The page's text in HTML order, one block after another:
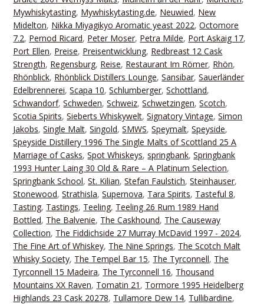
Mywhiskytasting, Mywhiskytasting.de, Neuwied, New
Midelton, Nikka Miyagikyo Aromatic yeast 2022,Octomore
7.2, Pernod Ricard, Peter Moser, Petra Milde, Port Askaig 17,
Port Ellen, Preise, Preisentwicklung, Redbreast 12 Cask
Strength, Regensburg, Reise, Restaurant Im Römer, Rhön,
Rhönblick, Rhönblick Distillers Lounge,Sansibar,Sauerländer
Edelbrennerei,Scapa 10,Schlumberger,Schottland,
Schwandorf,Schweden,Schweiz,Schwetzingen,Scotch,
Scotia Spirits,Sieberts Whiskywelt,Signatory Vintage,Simon
Jakobs,Single Malt,Singold,SMWS,Speymalt,Speyside,
Speyside Distillery 1996 The Single Malts of Scottland 25 A
Marriage of Casks,Spot Whiskeys,springbank,Springbank
1993 Hunter Laing 30 Old & Rare – A Platinum Selection,
Springbank School,St. Kilian,Stefan Faulstich,Steinhauser,
Stonewood,Strathisla,Supernova, Tara Spirits, Tasteful 8,
Tasting, Tastings, Teeling, Teeling 26 Rum 1989 Hand
Bottled, The Balvenie, The Caskhound, The Causeway
Collection, The Fiddichside 27 Murray McDavid 1997 - 2024,
The Fine Art of Whiskey, The Nine Springs, The Scotch Malt
Whisky Society, The Tempel Bar 15, The Tyrconnell, The
Tyrconnell 15 Madeira, The Tyrconnell 16, Thousand
Mountains XX Raven, Tomatin 21 , Tormore 1995 Heidelberg
Highlands 23 Cask 20278, Tullamore Dew 14, Tullibardine,